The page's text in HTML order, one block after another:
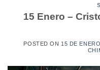
15 Enero –
POSTED ON15 DE